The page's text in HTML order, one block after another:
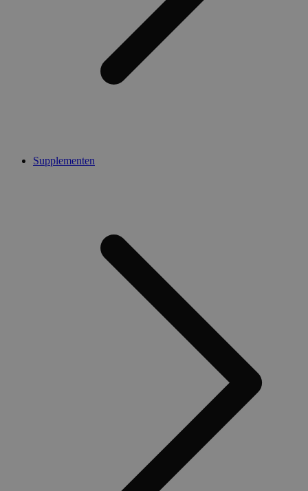
Supplementen